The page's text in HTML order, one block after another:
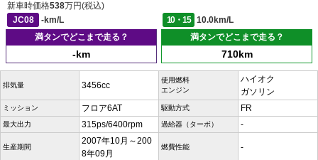
新車時価格538万円(税込)
JC08
-km/L 10・15
10.0km/L
満タンでどこまで走る？
-km
満タンでどこまで走る？
710km
排気量 3456cc
使用燃料
エンジン
ハイオク
ガソリン
ミッション フロア6AT 駆動方式 FR
最大出力 315ps/6400rpm 過給器（ターボ） -
生産期間
2007年10月～200
8年09月
燃費性能 -